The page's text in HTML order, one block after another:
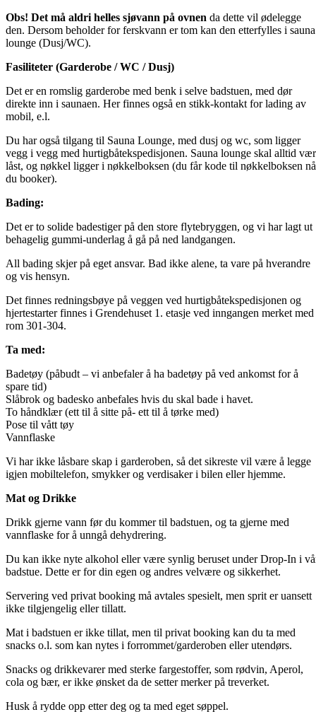
Obs! Det må aldri helles sjøvann på ovnen da dette vil ødelegge
den. Dersom beholder for ferskvann er tom kan den etterfylles i sauna
lounge (Dusj/WC).
Fasiliteter (Garderobe / WC / Dusj)
Det er en romslig garderobe med benk i selve badstuen, med dør
direkte inn i saunaen. Her finnes også en stikk-kontakt for lading av
mobil, e.l.
Du har også tilgang til Sauna Lounge, med dusj og wc, som ligger
vegg i vegg med hurtigbåtekspedisjonen. Sauna lounge skal alltid
låst, og nøkkel ligger i nøkkelboksen (du får kode til nøkkelboksen
du booker).
Bading:
Det er to solide badestiger på den store flytebryggen, og vi har lagt ut
behagelig gummi-underlag å gå på ned landgangen.
All bading skjer på eget ansvar. Bad ikke alene, ta vare på hverandre
og vis hensyn.
Det finnes redningsbøye på veggen ved hurtigbåtekspedisjonen og
hjertestarter finnes i Grendehuset 1. etasje ved inngangen merket med
rom 301-304.
Ta med:
Badetøy (påbudt – vi anbefaler å ha badetøy på ved ankomst for å
spare tid)
Slåbrok og badesko anbefales hvis du skal bade i havet.
To håndklær (ett til å sitte på- ett til å tørke med)
Pose til vått tøy
Vannflaske
Vi har ikke låsbare skap i garderoben, så det sikreste vil være å legge
igjen mobiltelefon, smykker og verdisaker i bilen eller hjemme.
Mat og Drikke
Drikk gjerne vann før du kommer til badstuen, og ta gjerne med
vannflaske for å unngå dehydrering.
Du kan ikke nyte alkohol eller være synlig beruset under Drop-In i
badstue. Dette er for din egen og andres velvære og sikkerhet.
Servering ved privat booking må avtales spesielt, men sprit er uansett
ikke tilgjengelig eller tillatt.
Mat i badstuen er ikke tillat, men til privat booking kan du ta med
snacks o.l. som kan nytes i forrommet/garderoben eller utendørs.
Snacks og drikkevarer med sterke fargestoffer, som rødvin, Aperol,
cola og bær, er ikke ønsket da de setter merker på treverket.
Husk å rydde opp etter deg og ta med eget søppel.